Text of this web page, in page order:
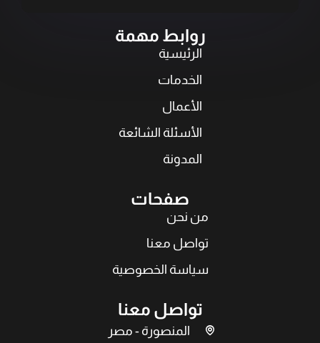
روابط مهمة
الرئيسية
الخدمات
الأعمال
الأسئلة الشائعة
المدونة
صفحات
من نحن
تواصل معنا
سياسة الخصوصية
تواصل معنا
المنصورة - مصر